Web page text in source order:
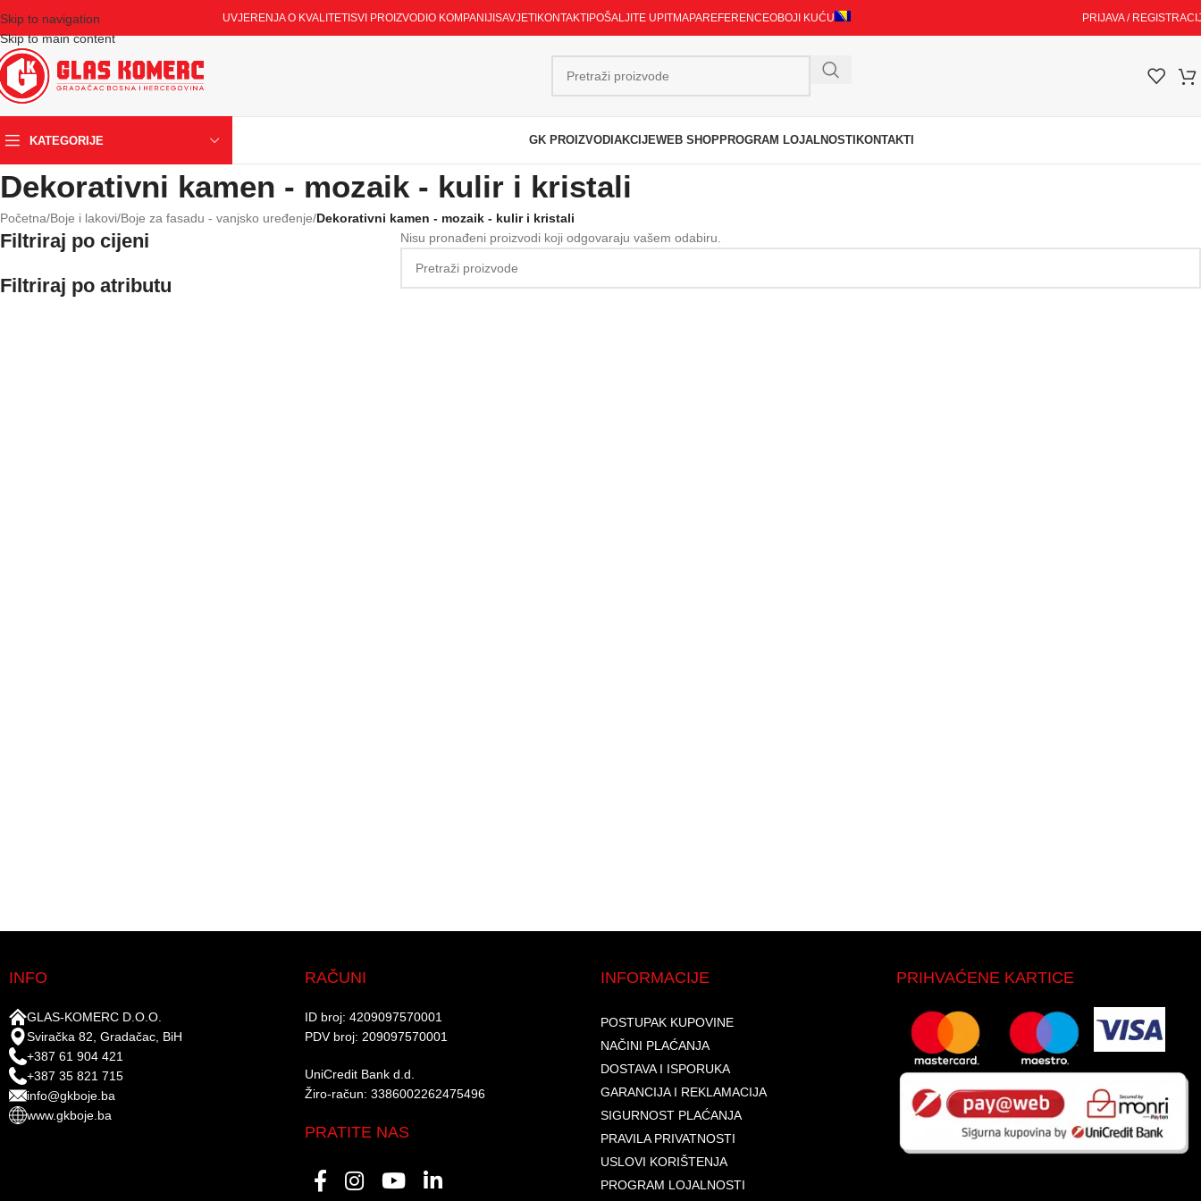
Skip to navigation
Skip to main content
UVJERENJA O KVALITETI SVI PROIZVODI O KOMPANIJI SAVJETI KONTAKTI POŠALJITE UPITMAPAREFERENCEOBOJI KUĆU PRIJAVA /
KATEGORIJE GK PROIZVODI AKCIJEWEB SHOPPROGRAM LOJALNOSTI KONTAKTI
Dekorativni kamen - mozaik - kulir i kristali
Početna/Boje i lakovi/Boje za fasadu - vanjsko uređenje/Dekorativni kamen - mozaik - kulir i kristali
Filtriraj po cijeni
Filtriraj po atributu
Nisu pronađeni proizvodi koji odgovaraju vašem odabiru.
INFO
GLAS-KOMERC D.O.O.
Sviračka 82, Gradačac, BiH
+387 61 904 421
+387 35 821 715
info@gkboje.ba
www.gkboje.ba
RAČUNI
ID broj: 4209097570001​
PDV broj: 209097570001 ​
UniCredit Bank d.d.​
Žiro-račun: 3386002262475496​​
PRATITE NAS
INFORMACIJE
POSTUPAK KUPOVINE
NAČINI PLAĆANJA
DOSTAVA I ISPORUKA
GARANCIJA I REKLAMACIJA
SIGURNOST PLAĆANJA
PRAVILA PRIVATNOSTI
USLOVI KORIŠTENJA
PROGRAM LOJALNOSTI
PRIHVAĆENE KARTICE